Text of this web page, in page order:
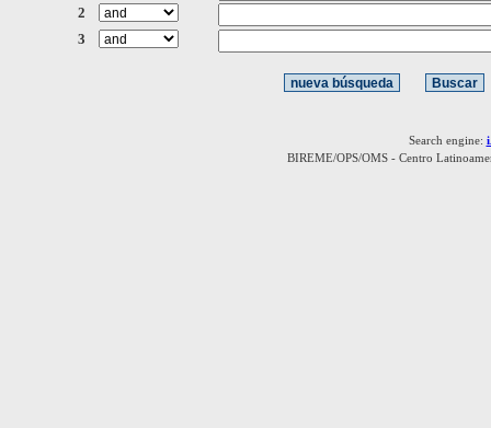
2
3
Search engine:
BIREME/OPS/OMS - Centro